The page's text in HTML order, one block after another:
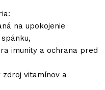
na upokojenie
imunity a ochrana pred
vitamínov a